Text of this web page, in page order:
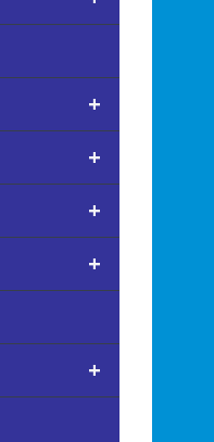
+
+
+
+
+